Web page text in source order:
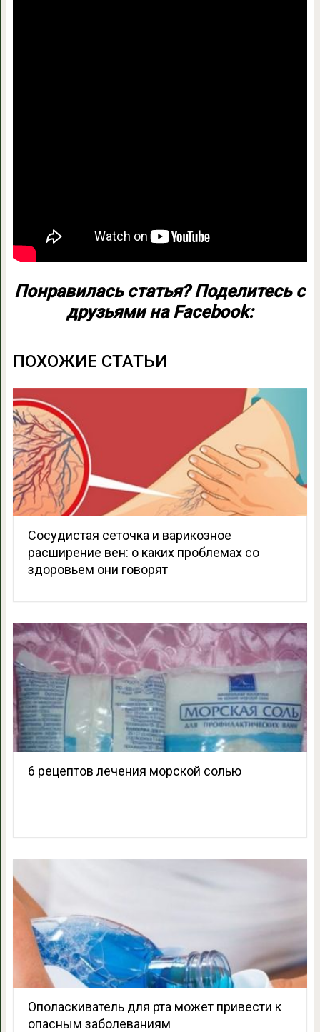
Понравилась статья? Поделитесь с
друзьями на Facebook:
ПОХОЖИЕ СТАТЬИ
Сосудистая сеточка и варикозное
расширение вен: о каких проблемах со
здоровьем они говорят
6 рецептов лечения морской солью
Ополаскиватель для рта может привести к
опасным заболеваниям